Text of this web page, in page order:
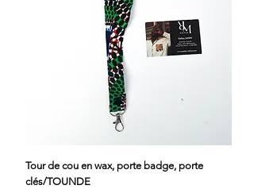
Tour de cou en wax, porte badge, porte
clés/TOUNDE